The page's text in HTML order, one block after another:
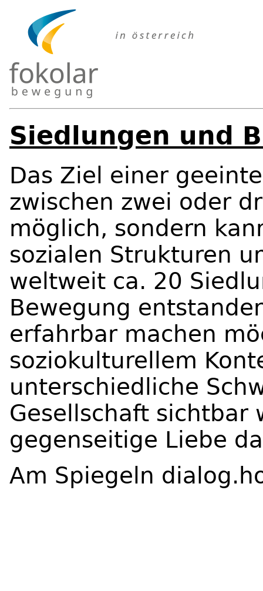
Siedlungen und
Das Ziel einer
zwischen zwei oder
möglich, sondern
sozialen Strukturen
weltweit ca. 20
Bewegung
erfahrbar machen
soziokulturellem
unterschiedliche
Gesellschaft sichtbar
gegenseitige Liebe
Am Spiegeln